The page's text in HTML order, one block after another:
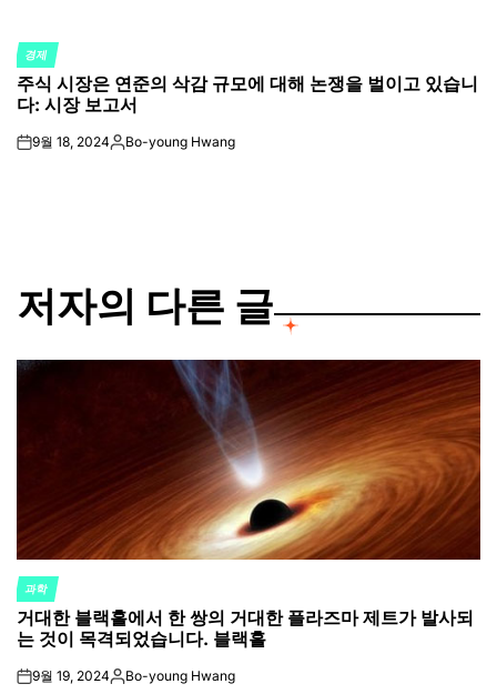
POSTED
IN
경제
주식 시장은 연준의 삭감 규모에 대해 논쟁을 벌이고 있습니
다: 시장 보고서
on9월 18, 2024Posted
Bo-young Hwang
저자의 다른 글
POSTED
IN
과학
거대한 블랙홀에서 한 쌍의 거대한 플라즈마 제트가 발사되
는 것이 목격되었습니다. 블랙홀
on9월 19, 2024Posted
Bo-young Hwang